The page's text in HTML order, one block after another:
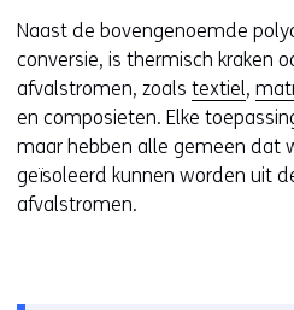
Naast de bovengenoemde
conversie, is thermisch kraken
afvalstromen, zoals textiel ,
en composieten. Elke
maar hebben alle gemeen dat
geïsoleerd kunnen worden uit
afvalstromen.